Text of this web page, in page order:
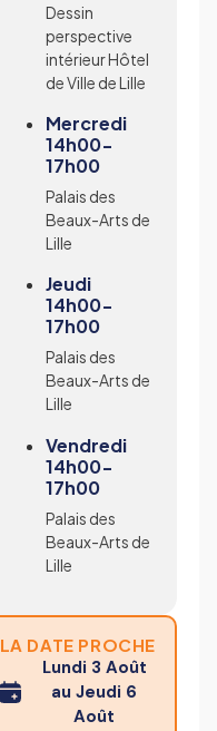
Dessin
perspective
intérieur Hôtel
de Ville de Lille
Mercredi
14h00-
17h00
Palais des
Beaux-Arts de
Lille
Jeudi
14h00-
17h00
Palais des
Beaux-Arts de
Lille
Vendredi
14h00-
17h00
Palais des
Beaux-Arts de
Lille
LA DATE PROCHE
Lundi 3 Août
au Jeudi 6
Août